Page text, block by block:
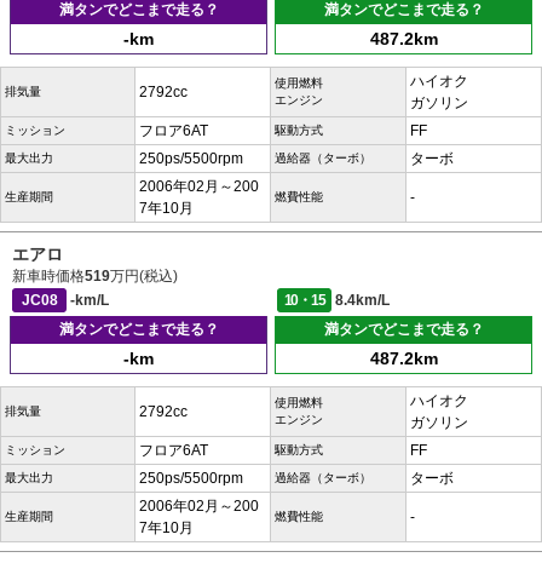
満タンでどこまで走る？
-km
満タンでどこまで走る？
487.2km
排気量 2792cc
使用燃料
エンジン
ハイオク
ガソリン
ミッション フロア6AT 駆動方式 FF
最大出力 250ps/5500rpm 過給器（ターボ） ターボ
生産期間
2006年02月～200
7年10月
燃費性能 -
エアロ
新車時価格519万円(税込)
JC08
-km/L 10・15
8.4km/L
満タンでどこまで走る？
-km
満タンでどこまで走る？
487.2km
排気量 2792cc
使用燃料
エンジン
ハイオク
ガソリン
ミッション フロア6AT 駆動方式 FF
最大出力 250ps/5500rpm 過給器（ターボ） ターボ
生産期間
2006年02月～200
7年10月
燃費性能 -